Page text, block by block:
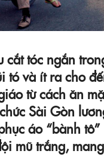
tóc ngắn
tó và ít ra cho
từ cách ăn
Sài Gòn
áo “bành
mũ trắng,